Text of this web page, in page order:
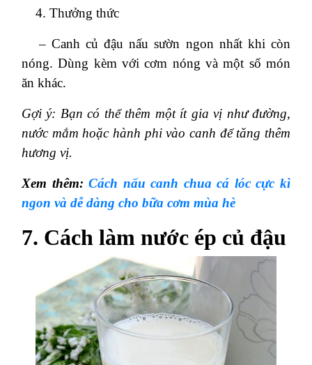
Thưởng thức
– Canh củ đậu nấu sườn ngon nhất khi còn
nóng. Dùng kèm với cơm nóng và một số món
ăn khác.
Gợi ý: Bạn có thể thêm một ít gia vị như đường,
nước mắm hoặc hành phi vào canh để tăng thêm
hương vị.
Xem thêm:Cách nấu canh chua cá lóc cực kì
ngon và dễ dàng cho bữa cơm mùa hè
7. Cách làm nước ép củ đậu